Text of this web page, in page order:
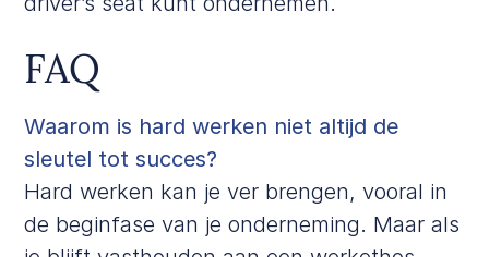
FAQ
Waarom is hard werken niet altijd de
sleutel tot succes?
Hard werken kan je ver brengen, vooral in
de beginfase van je onderneming. Maar als